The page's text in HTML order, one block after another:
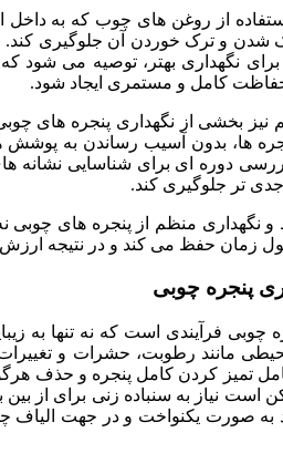
استفاده از روغن های چوب که به
شدن و ترک خوردن آن جلوگیری کند.
نگهداری بهتر، توصیه می شود
حفاظت کامل و مستمری ایجاد شود.
نیز بخشی از نگهداری پنجره های
ها، بدون آسیب رساندن به پوشش
دوره ای برای شناسایی نشانه
تر جلوگیری کند.
نگهداری منظم از پنجره های چوبی
طول زمان حفظ می کند و در نتیجه
پنجره چوبی
چوبی فرآیندی است که نه تنها به
مانند رطوبت، حشرات و
تمیز کردن کامل پنجره و حذف
است نیاز به سنباده زنی برای از
به صورت یکنواخت و در جهت